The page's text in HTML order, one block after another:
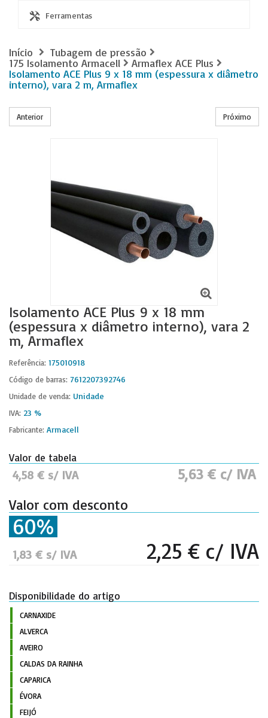
Ferramentas
Início
Tubagem de pressão
175 Isolamento Armacell
Armaflex ACE Plus
Isolamento ACE Plus 9 x 18 mm (espessura x diâmetro
interno), vara 2 m, Armaflex
Anterior Próximo
Isolamento ACE Plus 9 x 18 mm
(espessura x diâmetro interno), vara 2
m, Armaflex
Referência: 175010918
Código de barras: 7612207392746
Unidade de venda: Unidade
IVA: 23 %
Fabricante: Armacell
Valor de tabela
4,58 € s/ IVA 5,63 € c/ IVA
Valor com desconto
60%
1,83 € s/ IVA 2,25 € c/ IVA
Disponibilidade do artigo
CARNAXIDE
ALVERCA
AVEIRO
CALDAS DA RAINHA
CAPARICA
ÉVORA
FEIJÓ